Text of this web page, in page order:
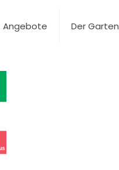
Angebote Der Garten